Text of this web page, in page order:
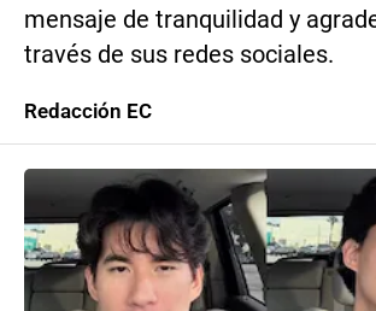
mensaje de tranquilidad y
través de sus redes sociales.
Redacción EC